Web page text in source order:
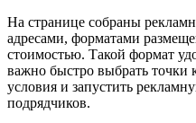
На странице собраны
адресами, форматами
стоимостью. Такой формат
важно быстро выбрать точки
условия и запустить
подрядчиков.